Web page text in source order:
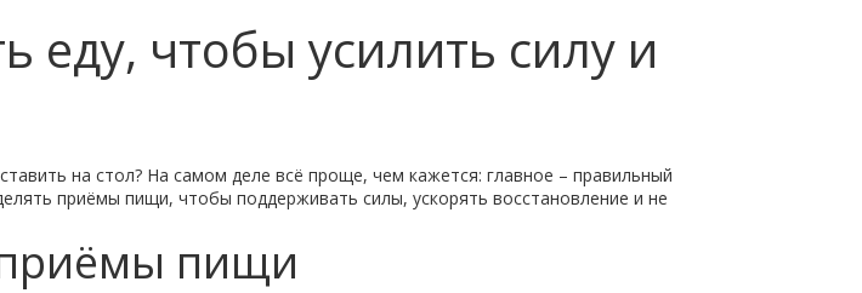
еду, чтобы усилить силу и
на стол? На самом деле всё проще, чем кажется: главное – правильный
приёмы пищи, чтобы поддерживать силы, ускорять восстановление и не
приёмы пищи